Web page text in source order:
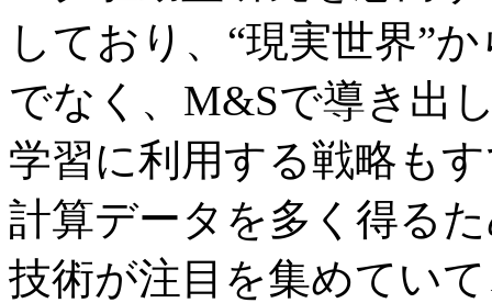
しており、“現実世界”
でなく、M&Sで導き出
学習に利用する戦略も
計算データを多く得る
技術が注目を集めてい